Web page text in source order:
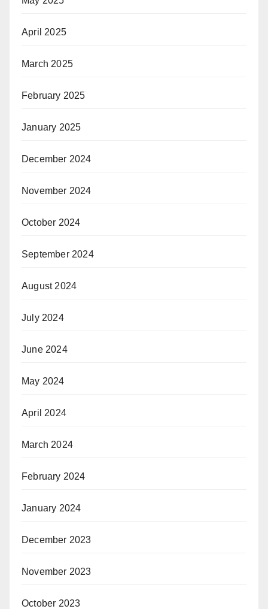
April 2025
March 2025
February 2025
January 2025
December 2024
November 2024
October 2024
September 2024
August 2024
July 2024
June 2024
May 2024
April 2024
March 2024
February 2024
January 2024
December 2023
November 2023
October 2023